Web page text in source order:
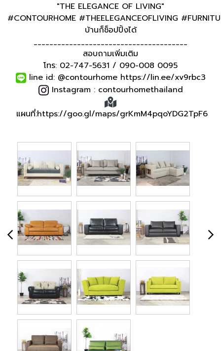
"THE ELEGANCE OF LIVING"
#CONTOURHOME #THEELEGANCEOFLIVING
บ้านก็ช็อปปิ้งได้
_______________________________________
สอบถามเพิ่มเติม
โทร: 02-747-5631 / 090-008 0095
line id: @contourhome https://lin.ee/xv9rbc3
Instagram : contourhomethailand
แผนที่:https://goo.gl/maps/grKmM4pqoYDG2TpF6